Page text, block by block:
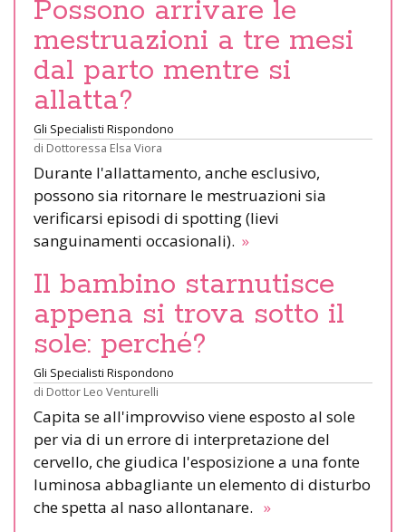
Possono arrivare le
mestruazioni a tre mesi
dal parto mentre si
allatta?
Gli Specialisti Rispondono
di Dottoressa Elsa Viora
Durante l'allattamento, anche esclusivo,
possono sia ritornare le mestruazioni sia
verificarsi episodi di spotting (lievi
sanguinamenti occasionali). »
Il bambino starnutisce
appena si trova sotto il
sole: perché?
Gli Specialisti Rispondono
di Dottor Leo Venturelli
Capita se all'improvviso viene esposto al sole
per via di un errore di interpretazione del
cervello, che giudica l'esposizione a una fonte
luminosa abbagliante un elemento di disturbo
che spetta al naso allontanare. »